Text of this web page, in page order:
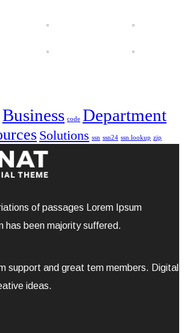
Business code Department
Solutions ssn ssn24 ssn lookup zip
of passages Lorem Ipsum
has been majority suffered.
support and great tem members. Digital
ideas.